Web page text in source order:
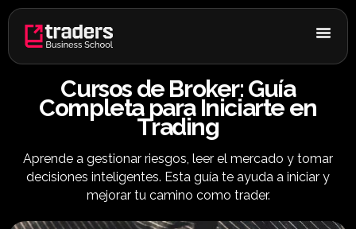
contenido
Cursos de Broker: Guía
Completa para Iniciarte en
Trading
Aprende a gestionar riesgos, leer el mercado y tomar
decisiones inteligentes. Esta guía te ayuda a iniciar y
mejorar tu camino como trader.